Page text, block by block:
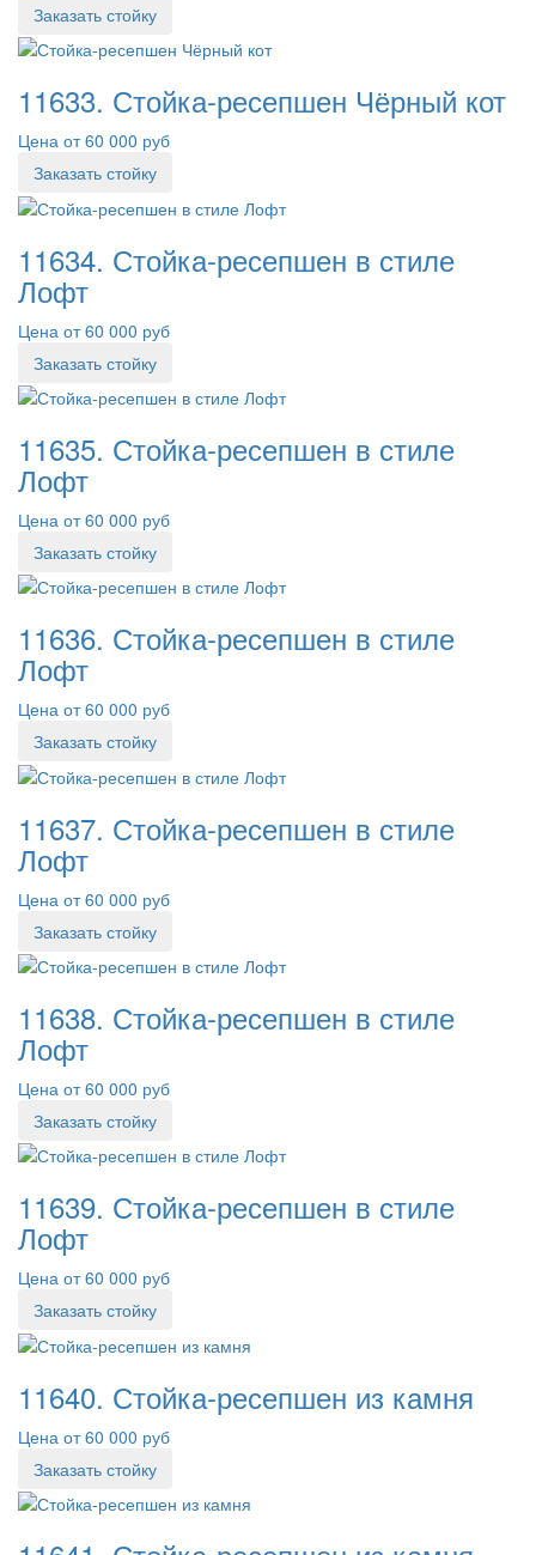
Заказать стойку
11633. Стойка-ресепшен Чёрный кот
Цена от 60 000 руб
Заказать стойку
11634. Стойка-ресепшен в стиле
Лофт
Цена от 60 000 руб
Заказать стойку
11635. Стойка-ресепшен в стиле
Лофт
Цена от 60 000 руб
Заказать стойку
11636. Стойка-ресепшен в стиле
Лофт
Цена от 60 000 руб
Заказать стойку
11637. Стойка-ресепшен в стиле
Лофт
Цена от 60 000 руб
Заказать стойку
11638. Стойка-ресепшен в стиле
Лофт
Цена от 60 000 руб
Заказать стойку
11639. Стойка-ресепшен в стиле
Лофт
Цена от 60 000 руб
Заказать стойку
11640. Стойка-ресепшен из камня
Цена от 60 000 руб
Заказать стойку